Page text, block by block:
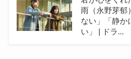
雨（永野芽郁
ない」「静か
い」 | ドラ...